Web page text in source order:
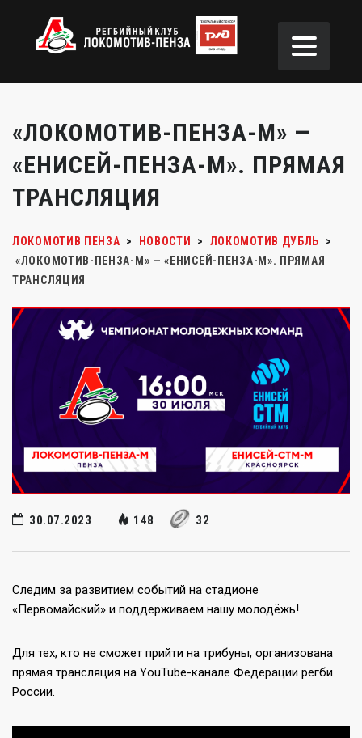
«ЛОКОМОТИВ-ПЕНЗА-М» —
«ЕНИСЕЙ-ПЕНЗА-М». ПРЯМАЯ
ТРАНСЛЯЦИЯ
ЛОКОМОТИВ ПЕНЗА > НОВОСТИ > ЛОКОМОТИВ ДУБЛЬ
>
«ЛОКОМОТИВ-ПЕНЗА-М» — «ЕНИСЕЙ-ПЕНЗА-М». ПРЯМАЯ
ТРАНСЛЯЦИЯ
30.07.2023 148 32
Следим за развитием событий на стадионе
«Первомайский» и поддерживаем нашу молодёжь!
Для тех, кто не сможет прийти на трибуны, организована
прямая трансляция на YouTube-канале Федерации регби
России.